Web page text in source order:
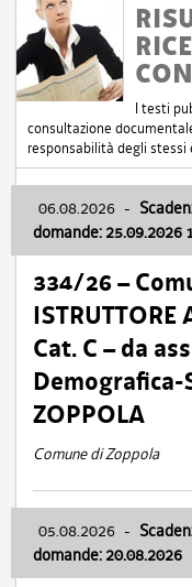
I testi
consultazione
responsabilità degli stessi
06.08.2026 -
domande: 25.09.2026
334/26 –
Cat. C – da
ZOPPOLA
Comune di Zoppola
05.08.2026 -
domande: 20.08.2026